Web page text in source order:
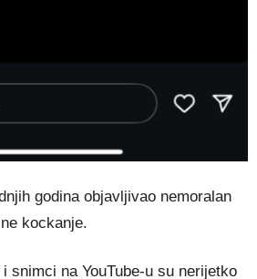
godina objavljivao nemoralan
kockanje.
snimci na YouTube-u su nerijetko